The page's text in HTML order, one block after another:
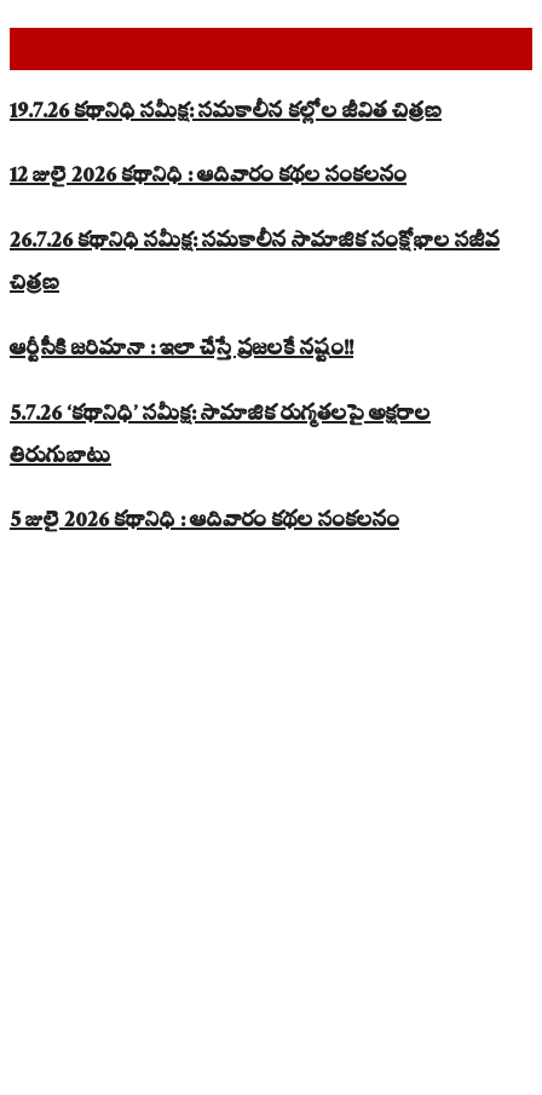
19.7.26 కథానిధి సమీక్ష: సమకాలీన కల్లోల జీవిత చిత్రణ
12 జులై 2026 కథానిధి : ఆదివారం కథల సంకలనం
26.7.26 కథానిధి సమీక్ష: సమకాలీన సామాజిక సంక్షోభాల సజీవ
చిత్రణ
ఆర్టీసీకి జరిమానా : ఇలా చేస్తే ప్రజలకే నష్టం!!
5.7.26 ‘కథానిధి’ సమీక్ష: సామాజిక రుగ్మతలపై అక్షరాల
తిరుగుబాటు
5 జులై 2026 కథానిధి : ఆదివారం కథల సంకలనం